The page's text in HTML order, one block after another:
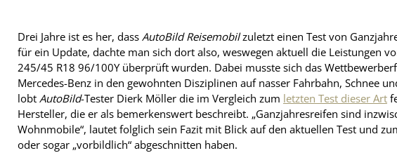
Drei Jahre ist es her, dass AutoBild Reisemobilzuletzt einen Test von
für ein Update, dachte man sich dort also, weswegen aktuell die Leistungen
245/45 R18 96/100Y überprüft wurden. Dabei musste sich das
Mercedes-Benz in den gewohnten Disziplinen auf nasser Fahrbahn, Schnee
lobt AutoBild-Tester Dierk Möller die im Vergleich zum letzten Test dieser Art
Hersteller, die er als bemerkenswert beschreibt. „Ganzjahresreifen sind
Wohnmobile“, lautet folglich sein Fazit mit Blick auf den aktuellen Test und
oder sogar „vorbildlich“ abgeschnitten haben.